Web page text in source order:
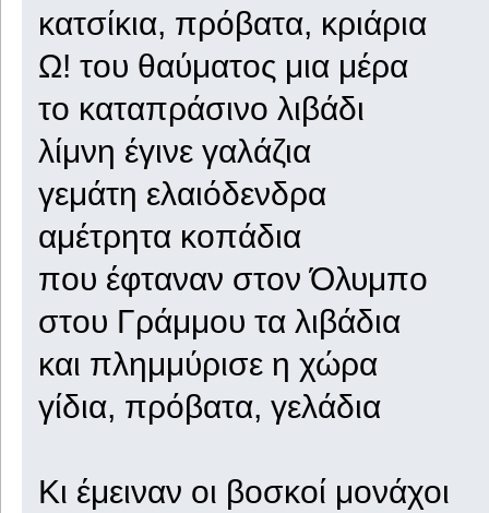
κατσίκια, πρόβατα, κριάρια
Ω! του θαύματος μια μέρα
το καταπράσινο λιβάδι
λίμνη έγινε γαλάζια
γεμάτη ελαιόδενδρα
αμέτρητα κοπάδια
που έφταναν στον Όλυμπο
στου Γράμμου τα λιβάδια
και πλημμύρισε η χώρα
γίδια, πρόβατα, γελάδια
Κι έμειναν οι βοσκοί μονάχοι